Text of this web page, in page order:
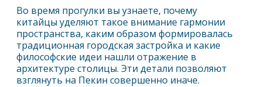
Во время прогулки вы узнаете, почему
китайцы уделяют такое внимание гармонии
пространства, каким образом формировалась
традиционная городская застройка и какие
философские идеи нашли отражение в
архитектуре столицы. Эти детали позволяют
взглянуть на Пекин совершенно иначе.